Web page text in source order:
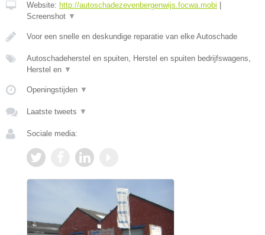
Website: http://autoschadezevenbergenwijs.focwa.mobi
Screenshot ▼
Voor een snelle en deskundige reparatie van elke Autoschade
Autoschadeherstel en spuiten, Herstel en spuiten bedrijfswagens,
Herstel en ▼
Openingstijden ▼
Laatste tweets ▼
Sociale media: